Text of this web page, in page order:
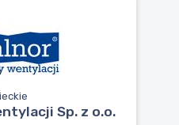
Sp. z o.o.